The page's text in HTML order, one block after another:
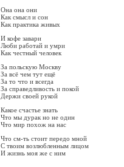
Она она они
Как смысл и сон
Как практика живых
И кофе завари
Люби работай и умри
Как честный человек
За польскую Москву
За всё чем тут ещё
За то что и всегда
За справедливость и покой
Держи своей рукой
Какое счастье знать
Что мы дурак но не один
Что мир похож на нас
Что см-ть стоит передо мной
С твоим возлюбленным лицом
И жизнь моя же с ним